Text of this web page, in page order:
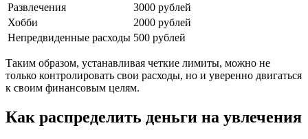
Развлечения
3000 рублей
Хобби
2000 рублей
Непредвиденные расходы 500 рублей
Таким образом, устанавливая четкие лимиты, можно не
только контролировать свои расходы, но и уверенно двигаться
к своим финансовым целям.
Как распределить деньги на увлечения